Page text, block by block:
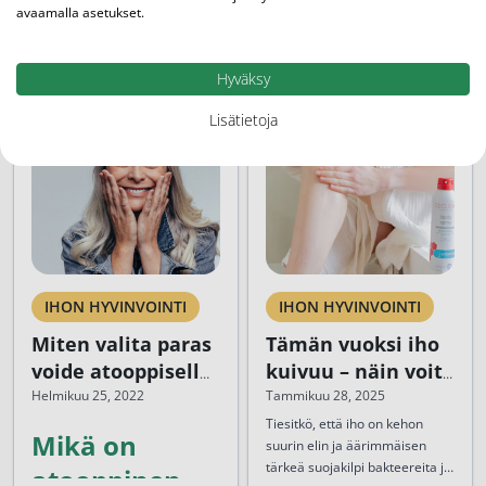
Artikkelit
IHON HYVINVOINTI
Miten valita paras
voide atooppiselle
iholle?
Helmikuu 25, 2022
Mikä on
IHON HYVINVOINTI
Tämän vuoksi iho
kuivuu – näin voit
ratkaista
ongelman
Tammikuu 28, 2025
Tiesitkö, että iho on kehon
suurin elin ja äärimmäisen
tärkeä suojakilpi bakteereita ja
avaamalla asetukset.
Hyväksy
Lisätietoja